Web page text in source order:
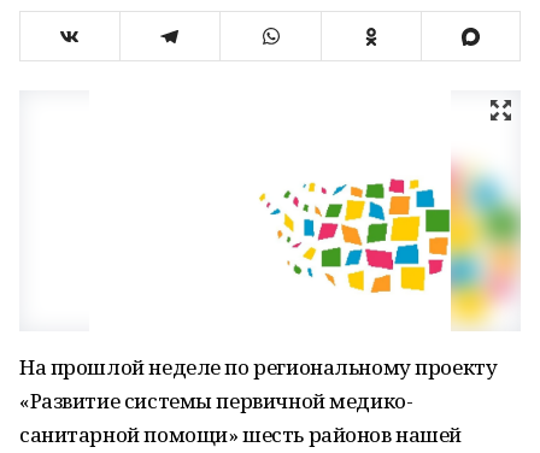
На прошлой неделе по региональному проекту
«Развитие системы первичной медико-
санитарной помощи» шесть районов нашей